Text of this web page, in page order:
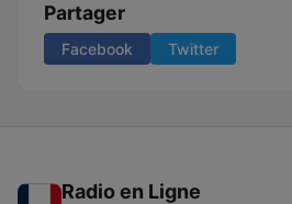
Partager
Facebook Twitter
Radio en Ligne